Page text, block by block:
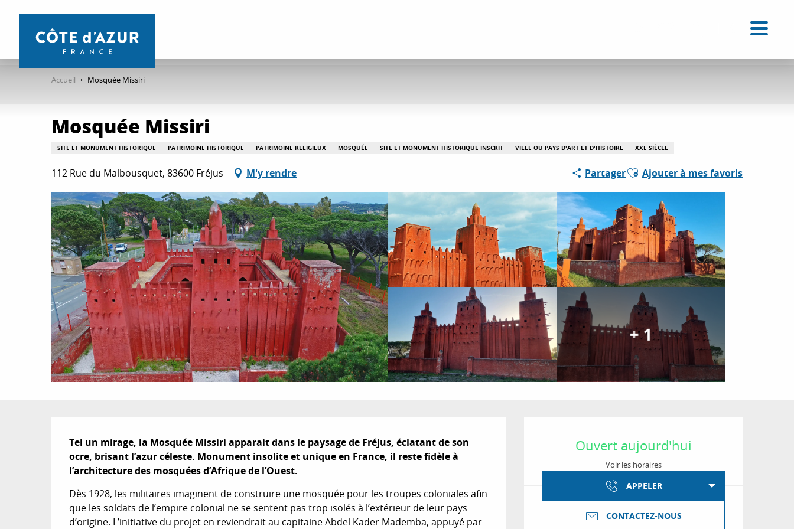
contenu
Accueil Mosquée Missiri
Mosquée Missiri
SITE ET MONUMENT HISTORIQUE PATRIMOINE HISTORIQUE PATRIMOINE RELIGIEUX MOSQUÉE SITE ET MONUMENT HISTORIQUE INSCRIT VILLE OU PAYS D'ART ET D'HISTOIRE XXE SIÈCLE
112 Rue du Malbousquet, 83600 Fréjus M'y rendre PartagerAjouter aux favoris
Ajouter à mes favoris
+ 1
Ouverture et
Ouvert aujourd'hui
Voir les horaires
APPELER
CONTACTEZ-NOUS
Description
Tel un mirage, la Mosquée Missiri apparait dans le paysage de Fréjus, éclatant de son
ocre, brisant l’azur céleste. Monument insolite et unique en France, il reste fidèle à
l’architecture des mosquées d’Afrique de l’Ouest.
Dès 1928, les militaires imaginent de construire une mosquée pour les troupes coloniales afin
que les soldats de l’empire colonial ne se sentent pas trop isolés à l’extérieur de leur pays
d’origine. L’initiative du projet en reviendrait au capitaine Abdel Kader Mademba, appuyé par